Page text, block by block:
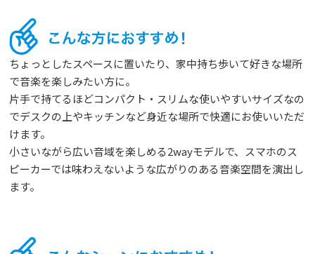
ちょっとしたスペースに置いたり、家中持ち歩いて好きな場所
で音楽を楽しみたい方に。
片手で持てるほどコンパクト・スリムな使いやすいサイズなの
でデスクの上やキッチンなど身近な場所で快適にお使いいただ
けます。
小さいながら広い音域を楽しめる2wayモデルで、スマホのス
ピーカーでは味わえないような広がりのある音楽空間を演出し
ます。